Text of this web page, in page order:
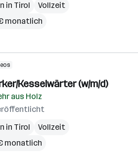
in Tirol
Vollzeit
monatlich
Kesselwärter (w/m/d)
aus Holz
in Tirol
Vollzeit
monatlich